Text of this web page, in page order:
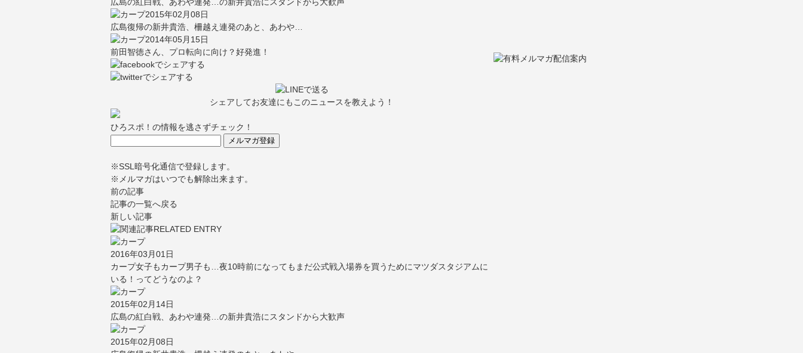
2015年02月08日
広島復帰の新井貴浩、柵越え連発のあと、あわや…
2014年05月15日
前田智徳さん、プロ転向に向け？好発進！
シェアしてお友達にもこのニュースを教えよう！
ひろスポ！の情報を逃さずチェック！
※SSL暗号化通信で登録します。
※メルマガはいつでも解除出来ます。
前の記事
記事の一覧へ戻る
新しい記事
2016年03月01日
カープ女子もカープ男子も…夜10時前になってもまだ公式戦入場券を買うためにマツダスタジアムに
いる！ってどうなのよ？
2015年02月14日
広島の紅白戦、あわや連発…の新井貴浩にスタンドから大歓声
2015年02月08日